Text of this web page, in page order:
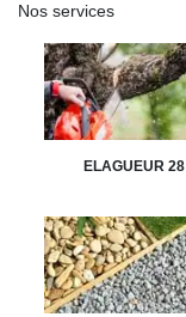
Nos services
ELAGUEUR 28